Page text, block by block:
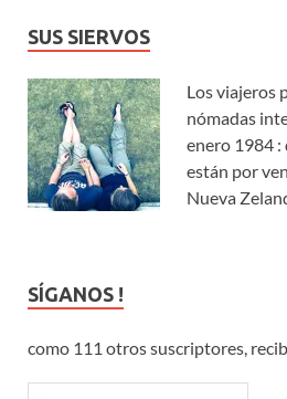
SUS SIERVOS
Los viajeros
nómadas
enero 1984 :
están por
Nueva
SÍGANOS !
como 111 otros suscriptores,